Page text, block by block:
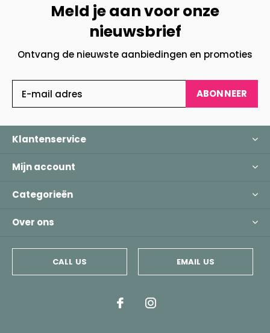
Meld je aan voor onze
nieuwsbrief
Ontvang de nieuwste aanbiedingen en promoties
ABONNEER
Klantenservice
Mijn account
Categorieën
Over ons
CALL US EMAIL US